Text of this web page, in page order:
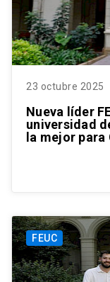
23 octubre 2025
Nueva líder
universidad
la mejor para
FEUC